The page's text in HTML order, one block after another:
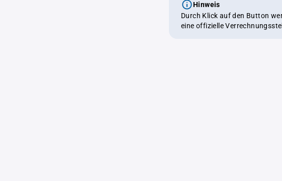
Hinweis
Durch Klick auf den Button
eine offizielle